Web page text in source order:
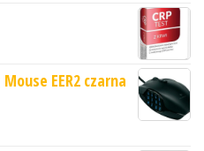
EER2 czarna